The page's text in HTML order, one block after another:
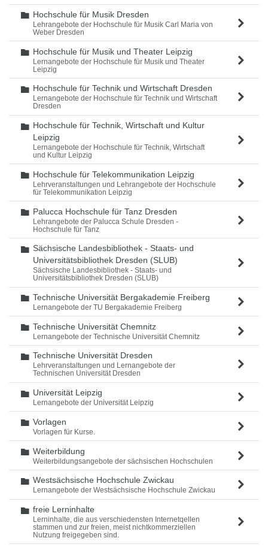
Ordner
Hochschule für Musik Dresden
Lehrangebote der Hochschule für Musik Carl Maria von
Weber Dresden
Ordner
Hochschule für Musik und Theater Leipzig
Lernangebote der Hochschule für Musik und Theater
Leipzig
Ordner
Hochschule für Technik und Wirtschaft Dresden
Lernangebote der Hochschule für Technik und Wirtschaft
Dresden
Ordner
Hochschule für Technik, Wirtschaft und Kultur
Leipzig
Lernangebote der Hochschule für Technik, Wirtschaft
und Kultur Leipzig
Ordner
Hochschule für Telekommunikation Leipzig
Lehrveranstaltungen und Lehrangebote der Hochschule
für Telekommunikation Leipzig
Ordner
Palucca Hochschule für Tanz Dresden
Lehrangebote der Palucca Schule Dresden -
Hochschule für Tanz
Ordner
Sächsische Landesbibliothek - Staats- und
Universitätsbibliothek Dresden (SLUB)
Sächsische Landesbibliothek - Staats- und
Universitätsbibliothek Dresden (SLUB)
Ordner
Technische Universität Bergakademie Freiberg
Lernangebote der TU Bergakademie Freiberg
Ordner
Technische Universität Chemnitz
Lernangebote der Technische Universität Chemnitz
Ordner
Technische Universität Dresden
Lehrveranstaltungen und Lernangebote der
Technischen Universität Dresden
Ordner
Universität Leipzig
Lernangebote der Universität Leipzig
Ordner
Vorlagen
Vorlagen für Kurse.
Ordner
Weiterbildung
Weiterbildungsangebote der sächsischen Hochschulen
Ordner
Westsächsische Hochschule Zwickau
Lernangebote der Westsächsische Hochschule Zwickau
Ordner
freie Lerninhalte
Lerninhalte, die aus verschiedensten Internetqellen
stammen und zur freien, meist nichtkommerziellen
Nutzung freigegeben sind.